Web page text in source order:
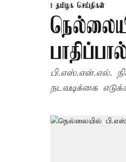
தமிழக செய்திகள்
பி.எஸ்.என்.எல்.
நடவடிக்கை